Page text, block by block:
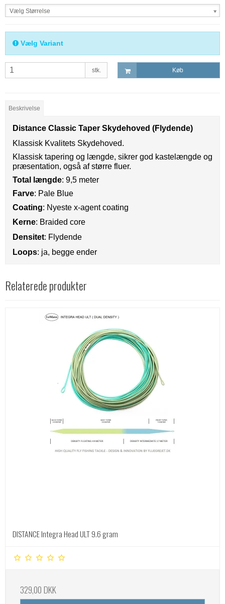
Vælg Størrelse
Vælg Variant
stk. Køb
Beskrivelse
Distance Classic Taper Skydehoved (Flydende)
Klassisk Kvalitets Skydehoved.
Klassisk tapering og længde, sikrer god kastelængde og
præsentation, også af større fluer.
Total længde: 9,5 meter
Farve: Pale Blue
Coating: Nyeste x-agent coating
Kerne: Braided core
Densitet: Flydende
Loops: ja, begge ender
Relaterede produkter
DISTANCE Integra Head ULT 9.6 gram
329,00 DKK